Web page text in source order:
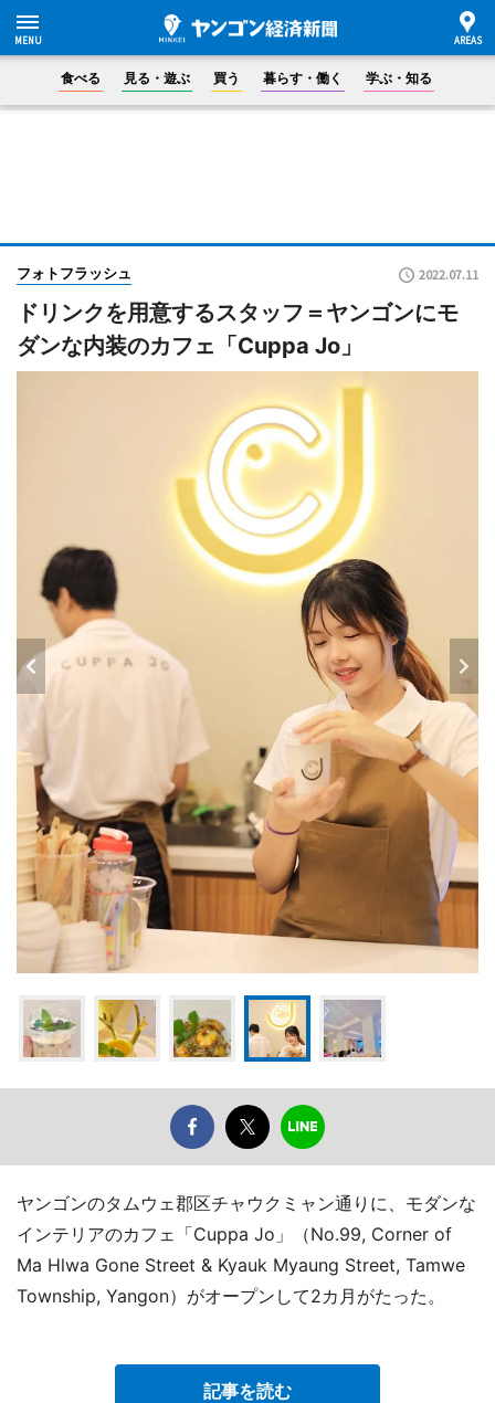
食べる 見る・遊ぶ 買う 暮らす・働く 学ぶ・知る
フォトフラッシュ 2022.07.11
ドリンクを用意するスタッフ＝ヤンゴンにモ
ダンな内装のカフェ「Cuppa Jo」
ヤンゴンのタムウェ郡区チャウクミャン通りに、モダンな
インテリアのカフェ「Cuppa Jo」（No.99, Corner of
Ma Hlwa Gone Street & Kyauk Myaung Street, Tamwe
Township, Yangon）がオープンして2カ月がたった。
記事を読む